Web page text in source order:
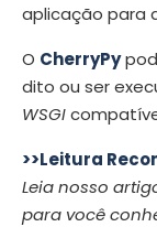
aplicação para
O CherryPy
dito ou ser
WSGI
>>Leitura
Leia nosso
para você